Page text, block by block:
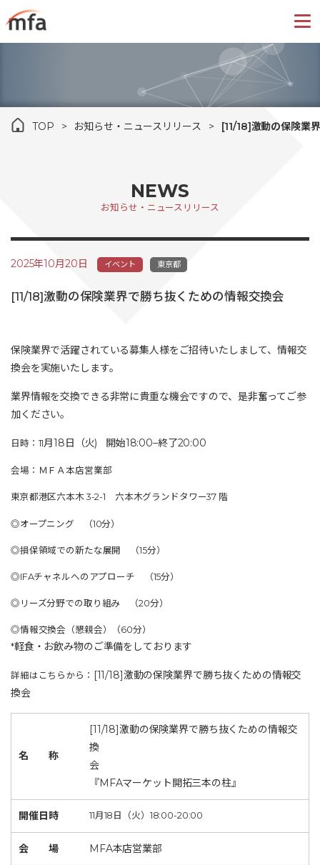
TOP お知らせ・ニュースリリース [11/18]激動の保険業
NEWS
お知らせ・ニュースリリース
2025年10月20日 イベント 東京都
[11/18]激動の保険業界で勝ち抜くための情報交換会
保険業界で活躍されている募集人様をご招待いたしまして、情報交
換会を実施いたします。
業界情報を交換できる非常に貴重な機会ですので、是非奮ってご参
加ください。
日時：11月18日（火) 開始18:00–終了20:00
会場：ＭＦＡ本店営業部
東京都港区六本木 3-2-1 六本木グランドタワー37 階
◎オープニング （10分）​
◎損保領域での新たな展開 （15分）
◎IFAチャネルへのアプローチ （15分）
◎リーズ分野での取り組み （20分）
◎情報交換会（懇親会）（60分）
*軽食・お飲み物のご準備をしております
詳細はこちらから： [11/18]激動の保険業界で勝ち抜くための情報交
換会
名 称
[11/18]激動の保険業界で勝ち抜くための情報交
換
会
『MFAマーケット開拓三本の柱』
開催日時 11月18日（火）18:00-20:00
会 場 MFA本店営業部